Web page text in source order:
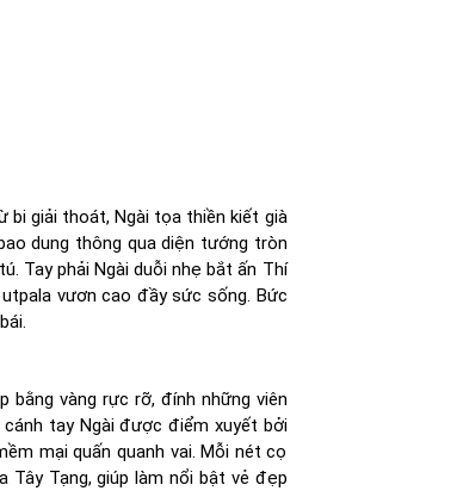
bi giải thoát, Ngài tọa thiền kiết già
dung thông qua diện tướng tròn
Tay phải Ngài duỗi nhẹ bắt ấn Thí
vươn cao đầy sức sống. Bức
vàng rực rỡ, đính những viên
tay Ngài được điểm xuyết bởi
mại quấn quanh vai. Mỗi nét cọ
Tây Tạng, giúp làm nổi bật vẻ đẹp